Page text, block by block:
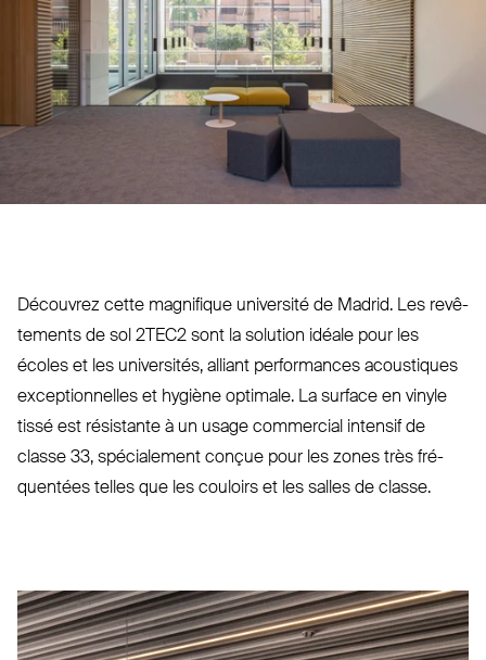
Découvrez cette magnifique uni­versité de Madrid. Les revê­
tements de sol 2TEC2 sont la solution idéale pour les
écoles et les uni­versités, alliant per­formances acoustiques
excep­tionnelles et hygiène optimale. La surface en vinyle
tissé est résistante à un usage com­mercial intensif de
classe 33, spé­cialement conçue pour les zones très fré­
quentées telles que les couloirs et les salles de classe.